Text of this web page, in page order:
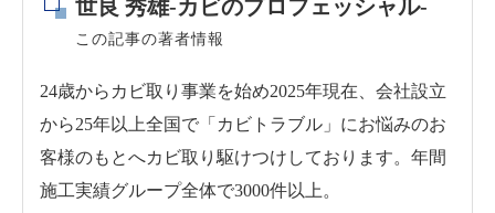
世良 秀雄-カビのプロフェッシャル-
この記事の著者情報
24歳からカビ取り事業を始め2025年現在、会社設立
から25年以上全国で「カビトラブル」にお悩みのお
客様のもとへカビ取り駆けつけしております。年間
施工実績グループ全体で3000件以上。